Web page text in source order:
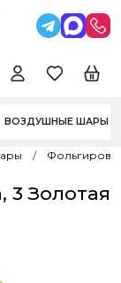
ВОЗДУШНЫЕ ШАРЫ
Золотая